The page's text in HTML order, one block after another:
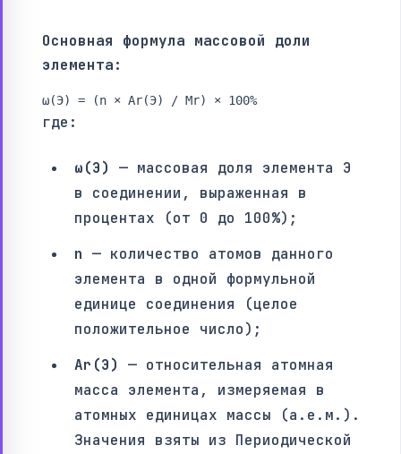
Основная формула массовой доли
элемента:
ω(Э) = (n × Ar(Э) / Mr) × 100%
где:
ω(Э)
— массовая доля элемента Э
в соединении, выраженная в
процентах (от 0 до 100%);
n — количество атомов данного
элемента в одной формульной
единице соединения (целое
положительное число);
Ar(Э)
— относительная атомная
масса элемента, измеряемая в
атомных единицах массы (а.е.м.).
Значения взяты из Периодической